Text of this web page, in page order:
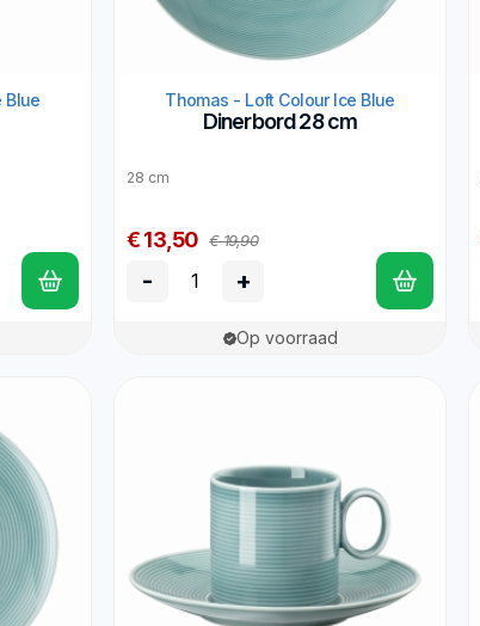
Blue Thomas - Loft Colour Ice Blue
Dinerbord 28 cm
28 cm
€ 13,50 € 19,90
- +
Op voorraad